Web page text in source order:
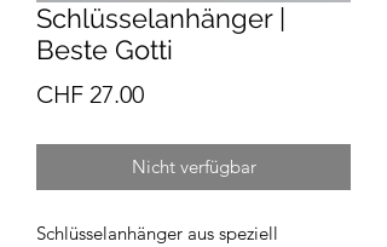
Schlüsselanhänger |
Beste Gotti
CHF 27.00Preis
Nicht verfügbar
Schlüsselanhänger aus speziell